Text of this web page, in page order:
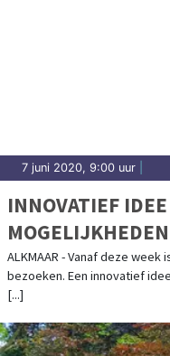
7 juni 2020, 9:00 uur
INNOVATIEF
ALKMAAR - Vanaf deze
bezoeken. Een innovatief
[...]